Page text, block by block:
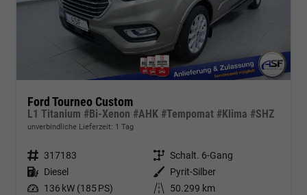
Ford Tourneo Custom
L1 Titanium #Bi-Xenon #AHK #Tempomat #Klima #SHZ
unverbindliche Lieferzeit: 1 Tag
Fahrzeugnr. 317183 Getriebe Schalt. 6-Gang
Kraftstoff Diesel Außenfarbe
Pyrit-Silber
Leistung 136 kW (185 PS) Kilometerstand
50.299 km